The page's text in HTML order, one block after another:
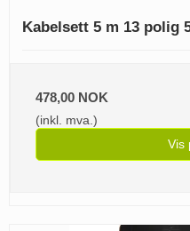
Kabelsett 5 m 13 polig
478,00 NOK
(inkl. mva.)
Vis